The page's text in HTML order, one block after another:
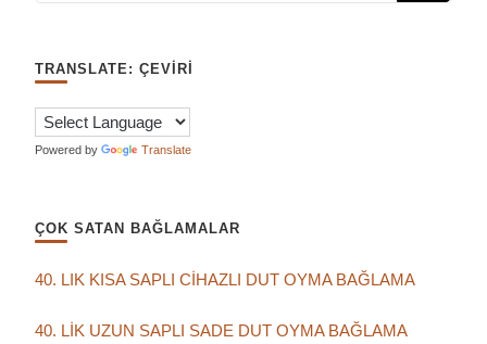
TRANSLATE: ÇEVIRI
Powered by Translate
ÇOK SATAN BAĞLAMALAR
40. LIK KISA SAPLI CİHAZLI DUT OYMA BAĞLAMA
40. LİK UZUN SAPLI SADE DUT OYMA BAĞLAMA